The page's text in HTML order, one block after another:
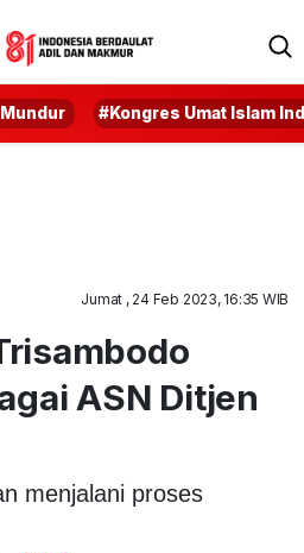
#Kongres Umat Islam
Jumat , 24 Feb 2023, 16:35 WIB
ASN Ditjen
menjalani proses